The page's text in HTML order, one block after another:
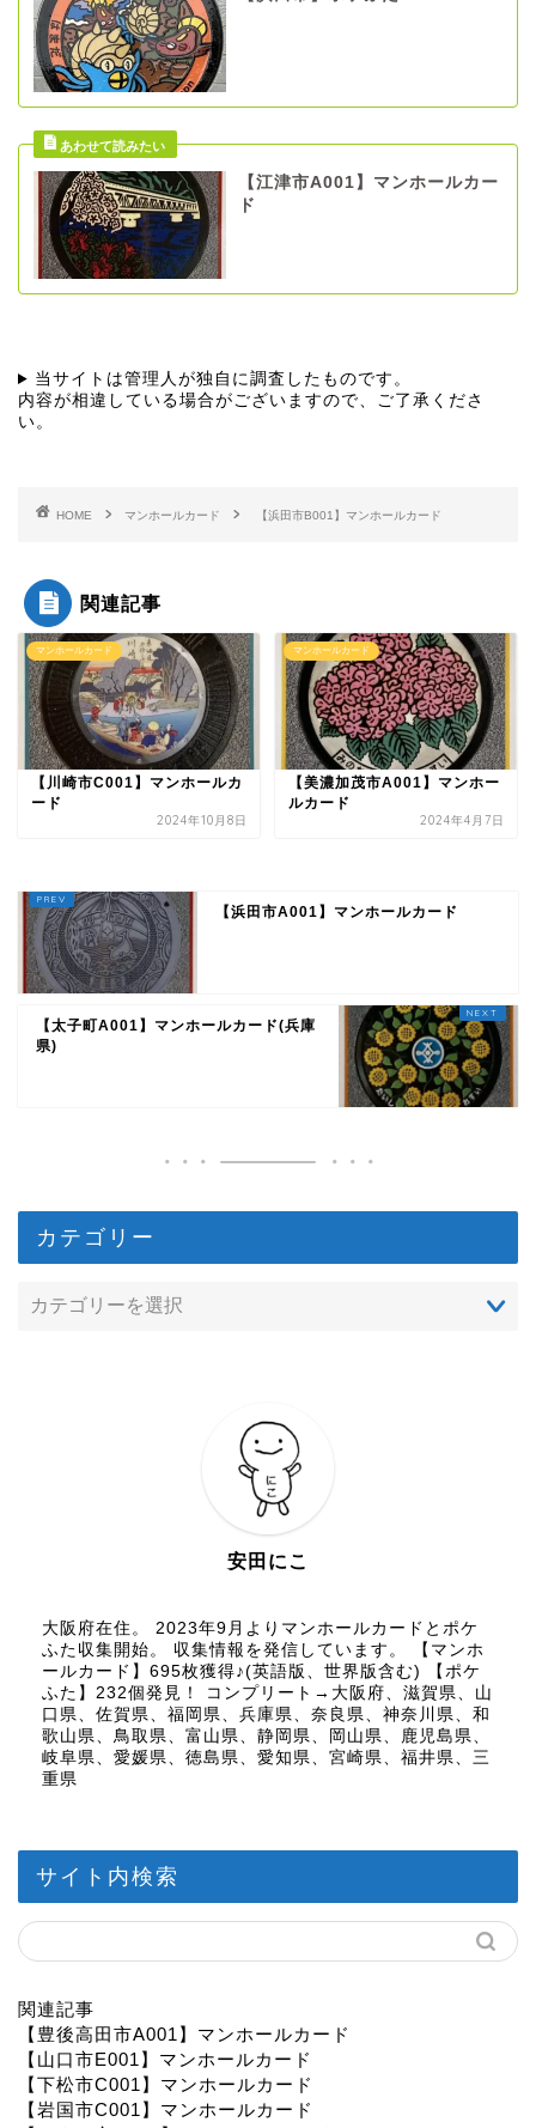
【江津市A001】マンホールカー
ド
当サイトは管理人が独自に調査したものです。
内容が相違している場合がございますので、ご了承くださ
い。
HOME マンホールカード 【浜田市B001】マンホールカード
関連記事
マンホールカード
【川崎市C001】マンホールカ
ード
2024年10月8日
マンホールカード
【美濃加茂市A001】マンホー
ルカード
2024年4月7日
【浜田市A001】マンホールカード
【太子町A001】マンホールカード(兵庫
県)
カテゴリー
安田にこ
大阪府在住。 2023年9月よりマンホールカードとポケ
ふた収集開始。 収集情報を発信しています。 【マンホ
ールカード】695枚獲得♪(英語版、世界版含む) 【ポケ
ふた】232個発見！ コンプリート→大阪府、滋賀県、山
口県、佐賀県、福岡県、兵庫県、奈良県、神奈川県、和
歌山県、鳥取県、富山県、静岡県、岡山県、鹿児島県、
岐阜県、愛媛県、徳島県、愛知県、宮崎県、福井県、三
重県
サイト内検索
関連記事
【豊後高田市A001】マンホールカード
【山口市E001】マンホールカード
【下松市C001】マンホールカード
【岩国市C001】マンホールカード